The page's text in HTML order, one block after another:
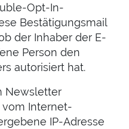
Opt-In-
Bestätigungsmail
der Inhaber der E-
Person den
autorisiert hat.
Newsletter
Internet-
IP-Adresse